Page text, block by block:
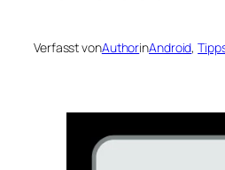
Verfasst vonAuthorinAndroid,